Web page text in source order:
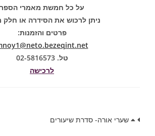
על כל חמשת מאמרי הספר
ניתן לרכוש את הסידרה או חלק
פרטים והזמנות:
טל. 02-5816573
לרכישה
שערי אורה- סדרת שיעורים